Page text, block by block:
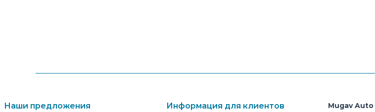
Наши предложения Информация для клиентов Mugav Auto